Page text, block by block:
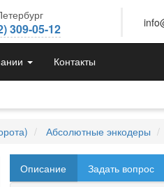
309-05-12
Контакты
Абсолютные энкодеры
Описание Задать вопрос